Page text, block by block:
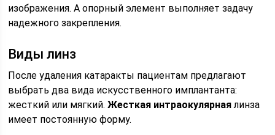
изображения. А опорный элемент выполняет задачу
надежного закрепления.
Виды линз
После удаления катаракты пациентам предлагают
выбрать два вида искусственного имплантанта:
жесткий или мягкий.Жесткая интраокулярнаялинза
имеет постоянную форму.